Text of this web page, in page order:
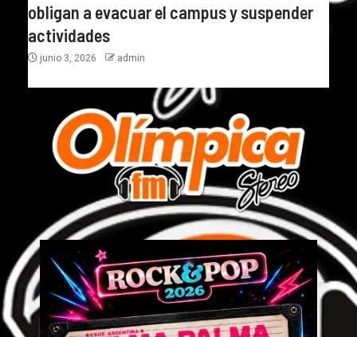
obligan a evacuar el campus y suspender
actividades
junio 3, 2026 admin